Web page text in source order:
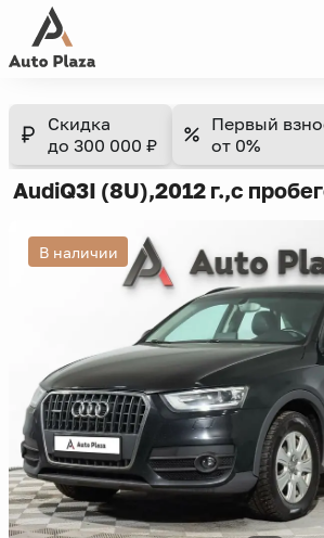
Скидка
до 300 000 ₽
Первый
от 0%
AudiQ3I (8U),2012 г.,с
В наличии